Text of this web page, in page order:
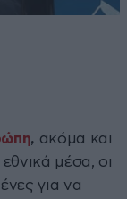
, ακόμα και
μέσα, οι
για να